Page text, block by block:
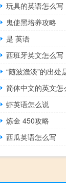
玩具的英语怎么写
鬼使黑培养攻略
是 英语
西班牙英文怎么写
“随波澹淡”的出处
简体中文的英文怎
虾英语怎么说
炼金 450攻略
西瓜英语怎么写